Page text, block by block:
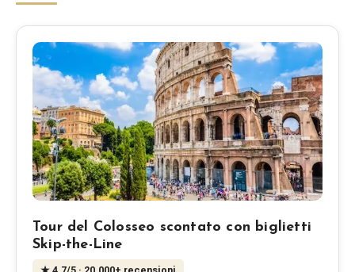
Blog
Negozio
Tutti i souvenir
Posters
T-Shirts
Fridge Magnets
Tour del Colosseo scontato con biglietti
Skip-the-Line